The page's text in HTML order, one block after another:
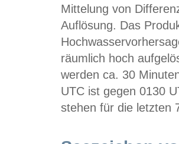
Mittelung von
Auflösung. Das
räumlich hoch
werden ca. 30
UTC ist gegen 0130
stehen für die letzten